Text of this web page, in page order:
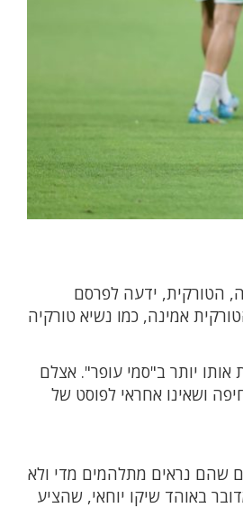
הטורקית, ידעה לפרסם
אמינה, כמו נשיא טורקיה
יותר ב"סמי עופר". אצלם
ושאינו אחראי לפוסט של
שהם נראים מתלהמים מדי ולא
באוהד שיקו יוחאי, שהציע